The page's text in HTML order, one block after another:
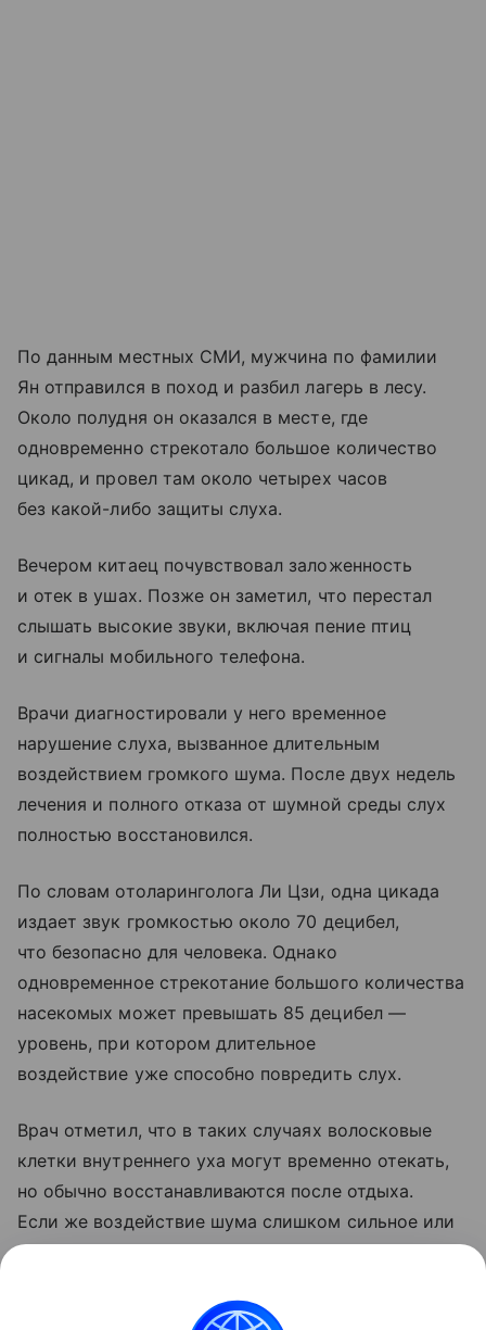
По данным местных СМИ, мужчина по фамилии
Ян отправился в поход и разбил лагерь в лесу.
Около полудня он оказался в месте, где
одновременно стрекотало большое количество
цикад, и провел там около четырех часов
без какой-либо защиты слуха.
Вечером китаец почувствовал заложенность
и отек в ушах. Позже он заметил, что перестал
слышать высокие звуки, включая пение птиц
и сигналы мобильного телефона.
Врачи диагностировали у него временное
нарушение слуха, вызванное длительным
воздействием громкого шума. После двух недель
лечения и полного отказа от шумной среды слух
полностью восстановился.
По словам отоларинголога Ли Цзи, одна цикада
издает звук громкостью около 70 децибел,
что безопасно для человека. Однако
одновременное стрекотание большого количества
насекомых может превышать 85 децибел —
уровень, при котором длительное
воздействие уже способно повредить слух.
Врач отметил, что в таких случаях волосковые
клетки внутреннего уха могут временно отекать,
но обычно восстанавливаются после отдыха.
Если же воздействие шума слишком сильное или
длительное, повреждения могут стать